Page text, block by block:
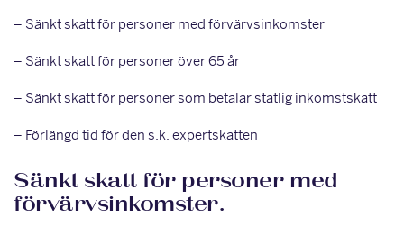
– Sänkt skatt för personer med förvärvsinkomster
– Sänkt skatt för personer över 65 år
– Sänkt skatt för personer som betalar statlig inkomstskatt
– Förlängd tid för den s.k. expertskatten
Sänkt skatt för personer med
förvärvsinkomster.